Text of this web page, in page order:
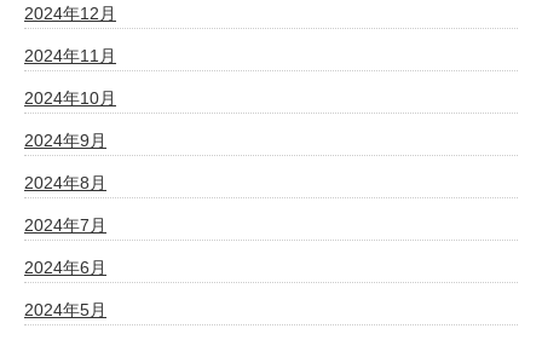
2024年12月
2024年11月
2024年10月
2024年9月
2024年8月
2024年7月
2024年6月
2024年5月